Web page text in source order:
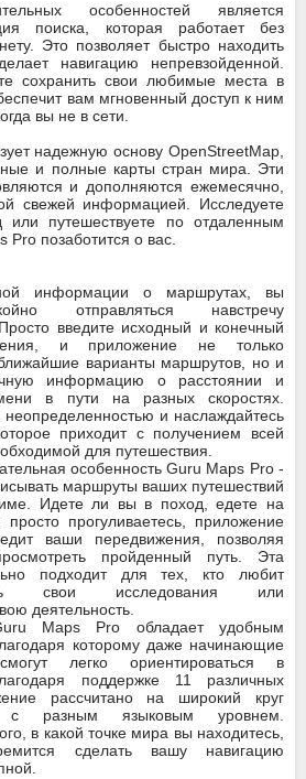
особенностей является
поиска, которая работает без
Это позволяет быстро находить
навигацию непревзойденной.
сохранить свои любимые места в
вам мгновенный доступ к ним
вы не в сети.
надежную основу OpenStreetMap,
и полные карты стран мира. Эти
и дополняются ежемесячно,
свежей информацией. Исследуете
путешествуете по отдаленным
позаботится о вас.
информации о маршрутах, вы
отправляться навстречу
введите исходный и конечный
и приложение не только
варианты маршрутов, но и
информацию о расстоянии и
в пути на разных скоростях.
и наслаждайтесь
приходит с получением всей
для путешествия.
особенность Guru Maps Pro -
маршруты ваших путешествий
Идете ли вы в поход, едете на
прогуливаетесь, приложение
ваши передвижения, позволяя
пройденный путь. Эта
подходит для тех, кто любит
свои исследования или
деятельность.
Maps Pro обладает удобным
которому даже начинающие
легко ориентироваться в
поддержке 11 различных
рассчитано на широкий круг
с разным языковым уровнем.
в какой точке мира вы находитесь,
сделать вашу навигацию